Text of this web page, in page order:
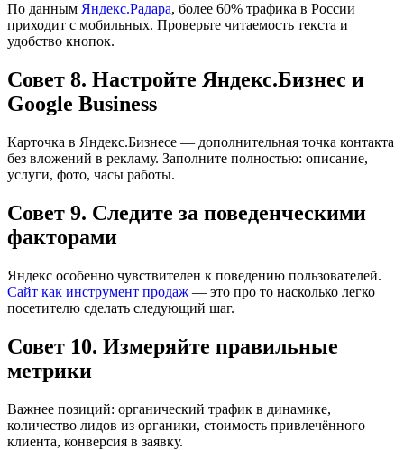
По данным Яндекс.Радара, более 60% трафика в России
приходит с мобильных. Проверьте читаемость текста и
удобство кнопок.
Совет 8. Настройте Яндекс.Бизнес и
Google Business
Карточка в Яндекс.Бизнесе — дополнительная точка контакта
без вложений в рекламу. Заполните полностью: описание,
услуги, фото, часы работы.
Совет 9. Следите за поведенческими
факторами
Яндекс особенно чувствителен к поведению пользователей.
Сайт как инструмент продаж — это про то насколько легко
посетителю сделать следующий шаг.
Совет 10. Измеряйте правильные
метрики
Важнее позиций: органический трафик в динамике,
количество лидов из органики, стоимость привлечённого
клиента, конверсия в заявку.